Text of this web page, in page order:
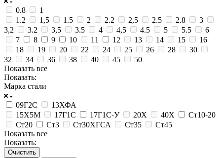
0.8
1
1.2
1,5 1.5 2 2.2 2,5 2.5 2.8
3
3,2
3.2 3,5 3.5 4 4,5 4.5 5 5.5
6
7
8 9 10 11 12 13 14 15
16
18
19 20 22 24 25 26 28
30
32
34 36 38 40 45
50
Показать все
Показать:
Марка стали
09Г2С
13ХФА
15Х5М
17Г1С 17Г1С-У 20Х 40Х
Ст10-20
Ст20
Ст3 Ст30ХГСА Ст35
Ст45
Показать все
Показать:
Очистить